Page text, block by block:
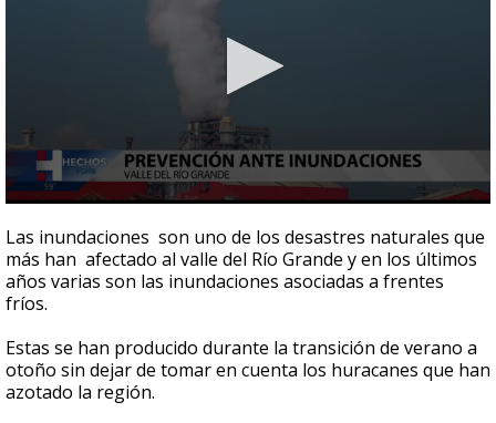
seconds
of
4
minutes,
13
Las inundaciones son uno de los desastres naturales que
más han afectado al valle del Río Grande y en los últimos
años varias son las inundaciones asociadas a frentes
fríos.
Estas se han producido durante la transición de verano a
otoño sin dejar de tomar en cuenta los huracanes que han
azotado la región.